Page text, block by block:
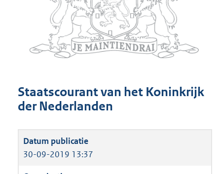
Staatscourant van het Koninkrijk
der Nederlanden
30-09-2019 13:37